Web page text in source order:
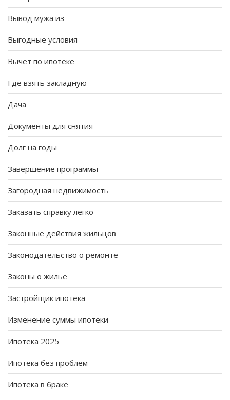
Вывод мужа из
Выгодные условия
Вычет по ипотеке
Где взять закладную
Дача
Документы для снятия
Долг на годы
Завершение программы
Загородная недвижимость
Заказать справку легко
Законные действия жильцов
Законодательство о ремонте
Законы о жилье
Застройщик ипотека
Изменение суммы ипотеки
Ипотека 2025
Ипотека без проблем
Ипотека в браке